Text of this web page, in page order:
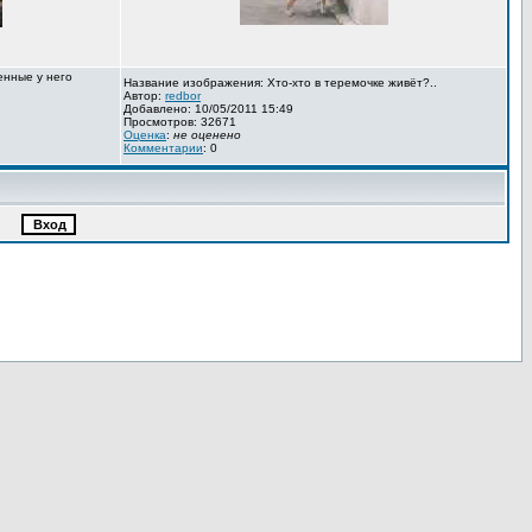
у него
Название изображения: Хто-хто в теремочке живёт?..
Автор: redbor
Добавлено: 10/05/2011 15:49
Просмотров: 32671
Оценка: не оценено
Комментарии: 0